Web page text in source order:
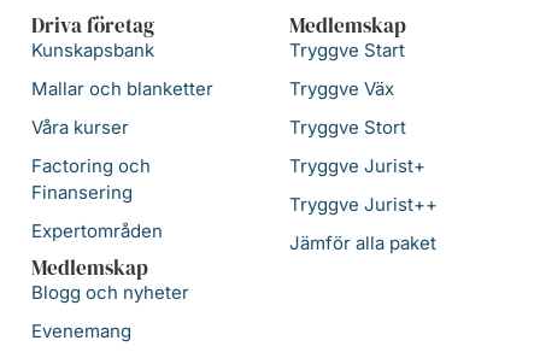
Driva företag
Kunskapsbank
Mallar och blanketter
Våra kurser
Factoring och
Finansering
Expertområden
Medlemskap
Tryggve Start
Tryggve Väx
Tryggve Stort
Tryggve Jurist+
Tryggve Jurist++
Jämför alla paket
Medlemskap
Blogg och nyheter
Evenemang